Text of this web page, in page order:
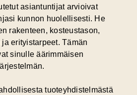
asiantuntijat arvioivat
kunnon huolellisesti. He
rakenteen, kosteustason,
erityistarpeet. Tämän
sinulle äärimmäisen
tuoteyhdistelmästä